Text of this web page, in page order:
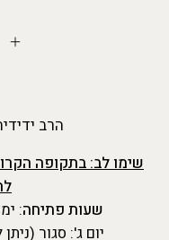
הרב ידידיה
שימו לב: בתקופה
שעות פתיחה: ימי
יום ג': סגור